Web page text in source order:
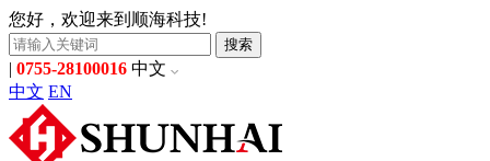
您好，欢迎来到顺海科技!
搜索
| 0755-28100016 中文
中文 EN